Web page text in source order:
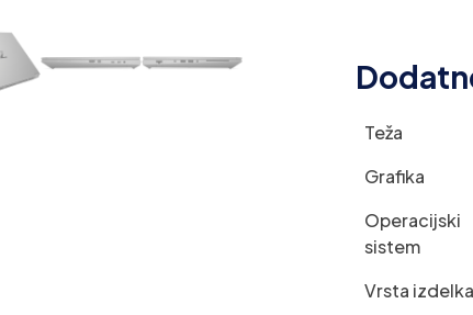
RAM
SSD
Disk
/
FHD
Teža
Grafika
Operacijski
sistem
Vrsta izdelka